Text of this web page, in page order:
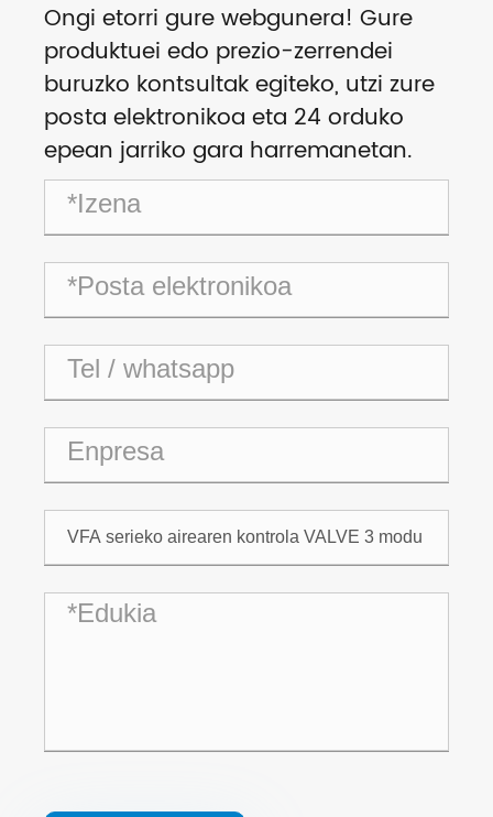
Ongi etorri gure webgunera! Gure
produktuei edo prezio-zerrendei
buruzko kontsultak egiteko, utzi zure
posta elektronikoa eta 24 orduko
epean jarriko gara harremanetan.